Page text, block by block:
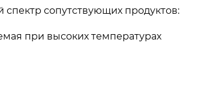
сопутствующих продуктов:
при высоких температурах